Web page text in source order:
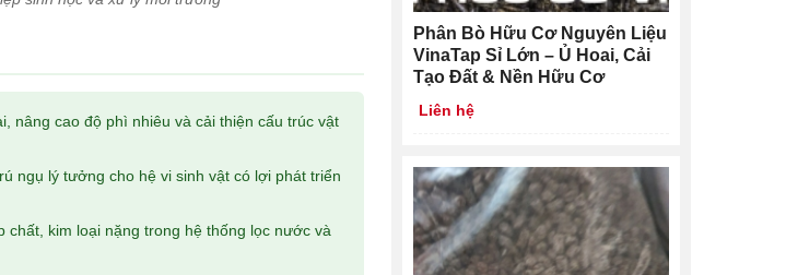
nâng cao độ phì nhiêu và cải thiện cấu trúc vật
ngụ lý tưởng cho hệ vi sinh vật có lợi phát triển
chất, kim loại nặng trong hệ thống lọc nước và
Phân Bò Hữu Cơ Nguyên Liệu
VinaTap Sỉ Lớn – Ủ Hoai, Cải
Tạo Đất & Nền Hữu Cơ
Liên hệ